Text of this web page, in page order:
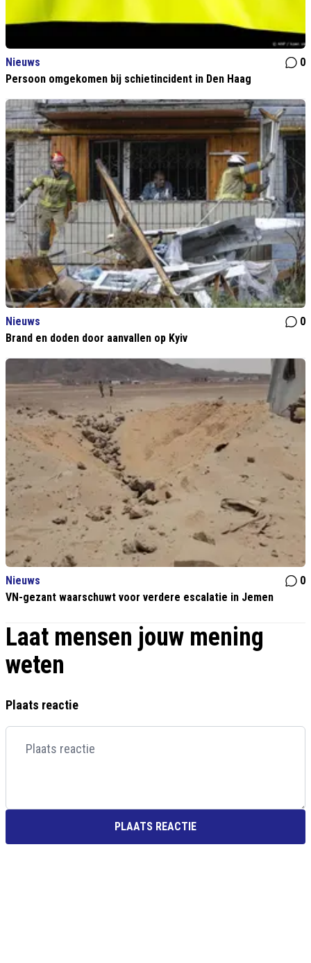
Nieuws
0
Persoon omgekomen bij schietincident in Den Haag
Nieuws
0
Brand en doden door aanvallen op Kyiv
Nieuws
0
VN-gezant waarschuwt voor verdere escalatie in Jemen
Laat mensen jouw mening
weten
Plaats reactie
PLAATS REACTIE